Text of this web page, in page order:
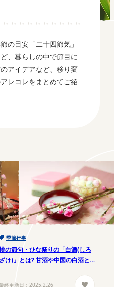
の目安「二十四節気」
、暮らしの中で節目に
アイデアなど、移り変
レコレをまとめてご紹
季節行事
の節句・ひな祭りの「白酒(しろ
ざけ)」とは? 甘酒や中国の白酒と
終更新日： 2025.2.26